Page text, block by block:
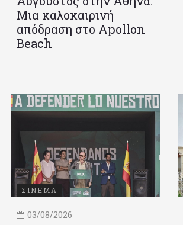
Μια καλοκαιρινή
απόδραση στο Apollon
Beach
ΣΙΝΕΜΑ
03/08/2026